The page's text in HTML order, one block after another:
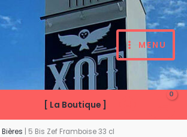
MENU
[ La Boutique ]
Bières 5 Bis Zef Framboise 33 cl